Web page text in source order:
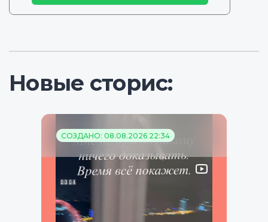
Новые сторис:
СОЗДАНО: 08.08.2026 22:34